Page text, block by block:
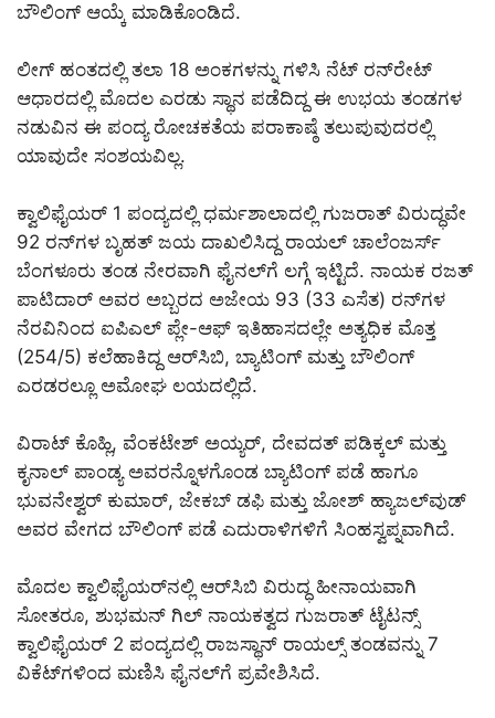
ಬೌಲಿಂಗ್‌ ಆಯ್ಕೆ ಮಾಡಿಕೊಂಡಿದೆ.
ಲೀಗ್ ಹಂತದಲ್ಲಿ ತಲಾ 18 ಅಂಕಗಳನ್ನು ಗಳಿಸಿ ನೆಟ್ ರನ್‌ರೇಟ್
ಆಧಾರದಲ್ಲಿ ಮೊದಲ ಎರಡು ಸ್ಥಾನ ಪಡೆದಿದ್ದ ಈ ಉಭಯ ತಂಡಗಳ
ನಡುವಿನ ಈ ಪಂದ್ಯ ರೋಚಕತೆಯ ಪರಾಕಾಷ್ಠೆ ತಲುಪುವುದರಲ್ಲಿ
ಯಾವುದೇ ಸಂಶಯವಿಲ್ಲ.
ಕ್ವಾಲಿಫೈಯರ್ 1 ಪಂದ್ಯದಲ್ಲಿ ಧರ್ಮಶಾಲಾದಲ್ಲಿ ಗುಜರಾತ್ ವಿರುದ್ಧವೇ
92 ರನ್‌ಗಳ ಬೃಹತ್ ಜಯ ದಾಖಲಿಸಿದ್ದ ರಾಯಲ್ ಚಾಲೆಂಜರ್ಸ್
ಬೆಂಗಳೂರು ತಂಡ ನೇರವಾಗಿ ಫೈನಲ್‌ಗೆ ಲಗ್ಗೆ ಇಟ್ಟಿದೆ. ನಾಯಕ ರಜತ್
ಪಾಟಿದಾರ್ ಅವರ ಅಬ್ಬರದ ಅಜೇಯ 93 (33 ಎಸೆತ) ರನ್‌ಗಳ
ನೆರವಿನಿಂದ ಐಪಿಎಲ್ ಪ್ಲೇ-ಆಫ್ ಇತಿಹಾಸದಲ್ಲೇ ಅತ್ಯಧಿಕ ಮೊತ್ತ
(254/5) ಕಲೆಹಾಕಿದ್ದ ಆರ್‌ಸಿಬಿ, ಬ್ಯಾಟಿಂಗ್ ಮತ್ತು ಬೌಲಿಂಗ್
ಎರಡರಲ್ಲೂ ಅಮೋಘ ಲಯದಲ್ಲಿದೆ.
ವಿರಾಟ್ ಕೊಹ್ಲಿ, ವೆಂಕಟೇಶ್ ಅಯ್ಯರ್, ದೇವದತ್ ಪಡಿಕ್ಕಲ್ ಮತ್ತು
ಕೃನಾಲ್ ಪಾಂಡ್ಯ ಅವರನ್ನೊಳಗೊಂಡ ಬ್ಯಾಟಿಂಗ್ ಪಡೆ ಹಾಗೂ
ಭುವನೇಶ್ವರ್ ಕುಮಾರ್, ಜೇಕಬ್ ಡಫಿ ಮತ್ತು ಜೋಶ್ ಹ್ಯಾಜಲ್‌ವುಡ್
ಅವರ ವೇಗದ ಬೌಲಿಂಗ್ ಪಡೆ ಎದುರಾಳಿಗಳಿಗೆ ಸಿಂಹಸ್ವಪ್ನವಾಗಿದೆ.
ಮೊದಲ ಕ್ವಾಲಿಫೈಯರ್‌ನಲ್ಲಿ ಆರ್‌ಸಿಬಿ ವಿರುದ್ಧ ಹೀನಾಯವಾಗಿ
ಸೋತರೂ, ಶುಭಮನ್ ಗಿಲ್ ನಾಯಕತ್ವದ ಗುಜರಾತ್ ಟೈಟನ್ಸ್
ಕ್ವಾಲಿಫೈಯರ್ 2 ಪಂದ್ಯದಲ್ಲಿ ರಾಜಸ್ಥಾನ್ ರಾಯಲ್ಸ್ ತಂಡವನ್ನು 7
ವಿಕೆಟ್‌ಗಳಿಂದ ಮಣಿಸಿ ಫೈನಲ್‌ಗೆ ಪ್ರವೇಶಿಸಿದೆ.